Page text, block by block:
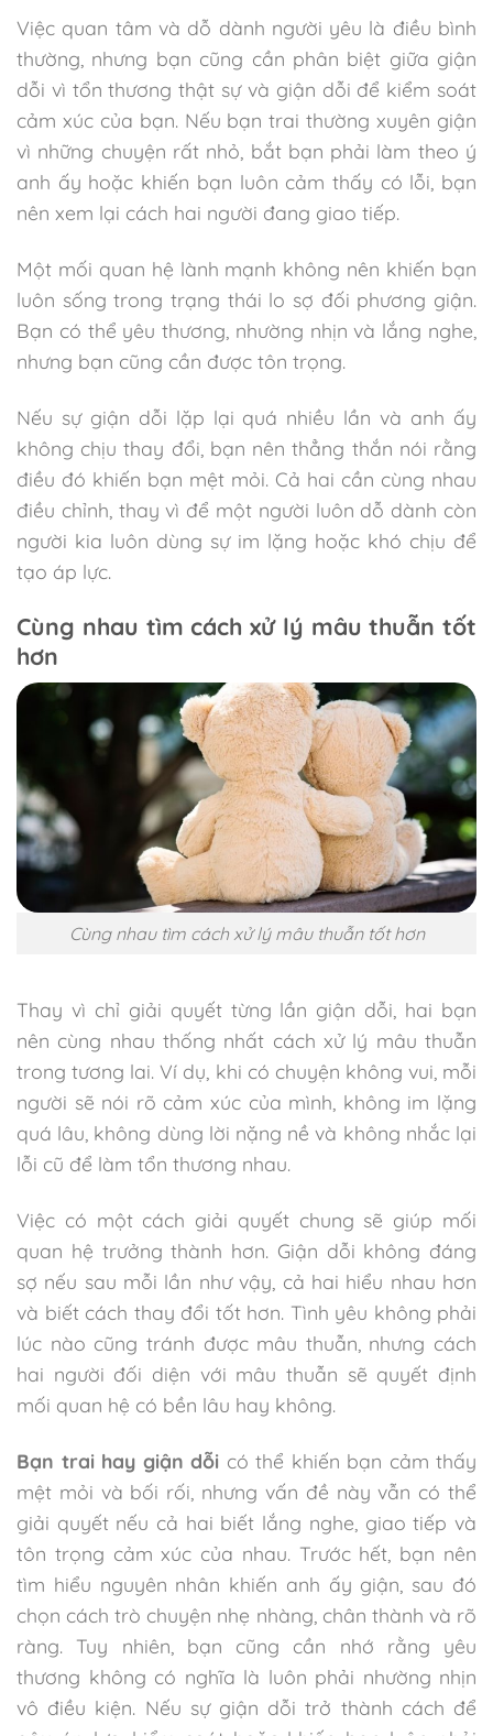
Việc quan tâm và dỗ dành người yêu là điều bình
thường, nhưng bạn cũng cần phân biệt giữa giận
dỗi vì tổn thương thật sự và giận dỗi để kiểm soát
cảm xúc của bạn. Nếu bạn trai thường xuyên giận
vì những chuyện rất nhỏ, bắt bạn phải làm theo ý
anh ấy hoặc khiến bạn luôn cảm thấy có lỗi, bạn
nên xem lại cách hai người đang giao tiếp.
Một mối quan hệ lành mạnh không nên khiến bạn
luôn sống trong trạng thái lo sợ đối phương giận.
Bạn có thể yêu thương, nhường nhịn và lắng nghe,
nhưng bạn cũng cần được tôn trọng.
Nếu sự giận dỗi lặp lại quá nhiều lần và anh ấy
không chịu thay đổi, bạn nên thẳng thắn nói rằng
điều đó khiến bạn mệt mỏi. Cả hai cần cùng nhau
điều chỉnh, thay vì để một người luôn dỗ dành còn
người kia luôn dùng sự im lặng hoặc khó chịu để
tạo áp lực.
Cùng nhau tìm cách xử lý mâu thuẫn tốt
hơn
Cùng nhau tìm cách xử lý mâu thuẫn tốt hơn
Thay vì chỉ giải quyết từng lần giận dỗi, hai bạn
nên cùng nhau thống nhất cách xử lý mâu thuẫn
trong tương lai. Ví dụ, khi có chuyện không vui, mỗi
người sẽ nói rõ cảm xúc của mình, không im lặng
quá lâu, không dùng lời nặng nề và không nhắc lại
lỗi cũ để làm tổn thương nhau.
Việc có một cách giải quyết chung sẽ giúp mối
quan hệ trưởng thành hơn. Giận dỗi không đáng
sợ nếu sau mỗi lần như vậy, cả hai hiểu nhau hơn
và biết cách thay đổi tốt hơn. Tình yêu không phải
lúc nào cũng tránh được mâu thuẫn, nhưng cách
hai người đối diện với mâu thuẫn sẽ quyết định
mối quan hệ có bền lâu hay không.
Bạn trai hay giận dỗi có thể khiến bạn cảm thấy
mệt mỏi và bối rối, nhưng vấn đề này vẫn có thể
giải quyết nếu cả hai biết lắng nghe, giao tiếp và
tôn trọng cảm xúc của nhau. Trước hết, bạn nên
tìm hiểu nguyên nhân khiến anh ấy giận, sau đó
chọn cách trò chuyện nhẹ nhàng, chân thành và rõ
ràng. Tuy nhiên, bạn cũng cần nhớ rằng yêu
thương không có nghĩa là luôn phải nhường nhịn
vô điều kiện. Nếu sự giận dỗi trở thành cách để